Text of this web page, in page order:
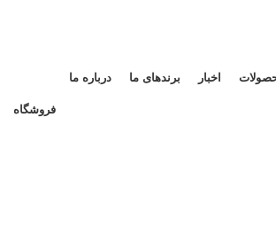
اخبار برندهای ما
درباره ما
فروشگاه